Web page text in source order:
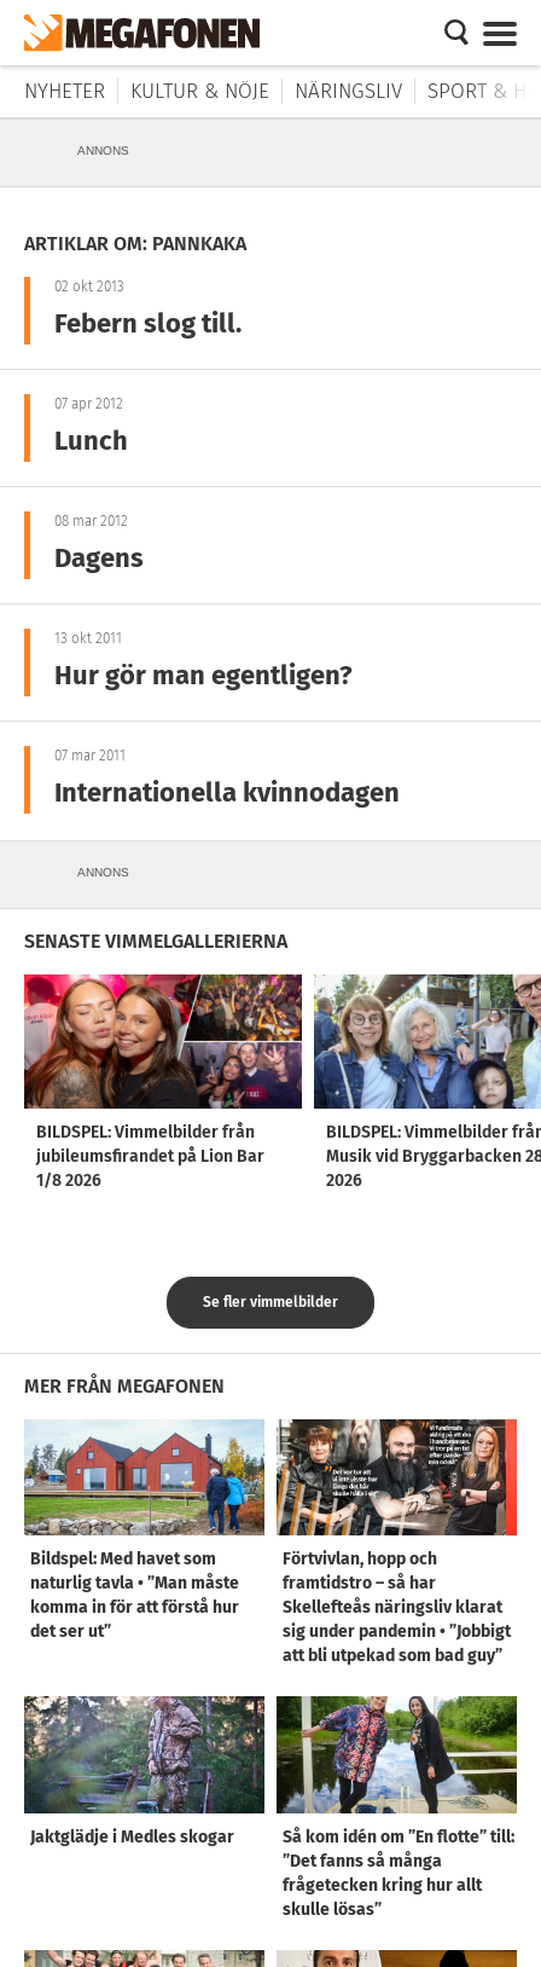
NYHETER KULTUR & NÖJE NÄRINGSLIV SPORT &
ANNONS
ARTIKLAR OM: PANNKAKA
02 okt 2013
Febern slog till.
07 apr 2012
Lunch
08 mar 2012
Dagens
13 okt 2011
Hur gör man egentligen?
07 mar 2011
Internationella kvinnodagen
ANNONS
SENASTE VIMMELGALLERIERNA
BILDSPEL: Vimmelbilder från
jubileumsfirandet på Lion Bar
1/8 2026
BILDSPEL: Vimmelbilder
Musik vid Bryggarbacken
2026
Se fler vimmelbilder
MER FRÅN MEGAFONEN
Bildspel: Med havet som
naturlig tavla • ”Man måste
komma in för att förstå hur
det ser ut”
Förtvivlan, hopp och
framtidstro – så har
Skellefteås näringsliv klarat
sig under pandemin • ”Jobbigt
att bli utpekad som bad guy”
Jaktglädje i Medles skogar
Så kom idén om ”En flotte” till:
”Det fanns så många
frågetecken kring hur allt
skulle lösas”